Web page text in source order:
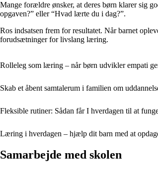
Mange forældre ønsker, at deres børn klarer sig
opgaven?” eller “Hvad lærte du i dag?”.
Ros indsatsen frem for resultatet. Når barnet
forudsætninger for livslang læring.
Rolleleg som læring – når børn udvikler empati
Skab et åbent samtalerum i familien om
Fleksible rutiner: Sådan får I hverdagen til at
Læring i hverdagen – hjælp dit barn med at
Samarbejde med skolen